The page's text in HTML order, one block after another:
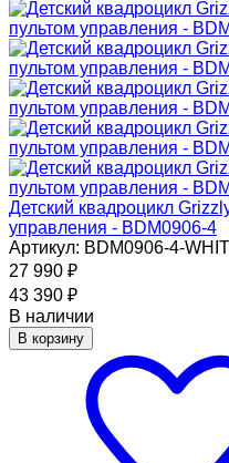
Детский квадроцикл
управления - BDM0906-4
Артикул: BDM0906-4-
27 990 ₽
43 390 ₽
В наличии
В корзину